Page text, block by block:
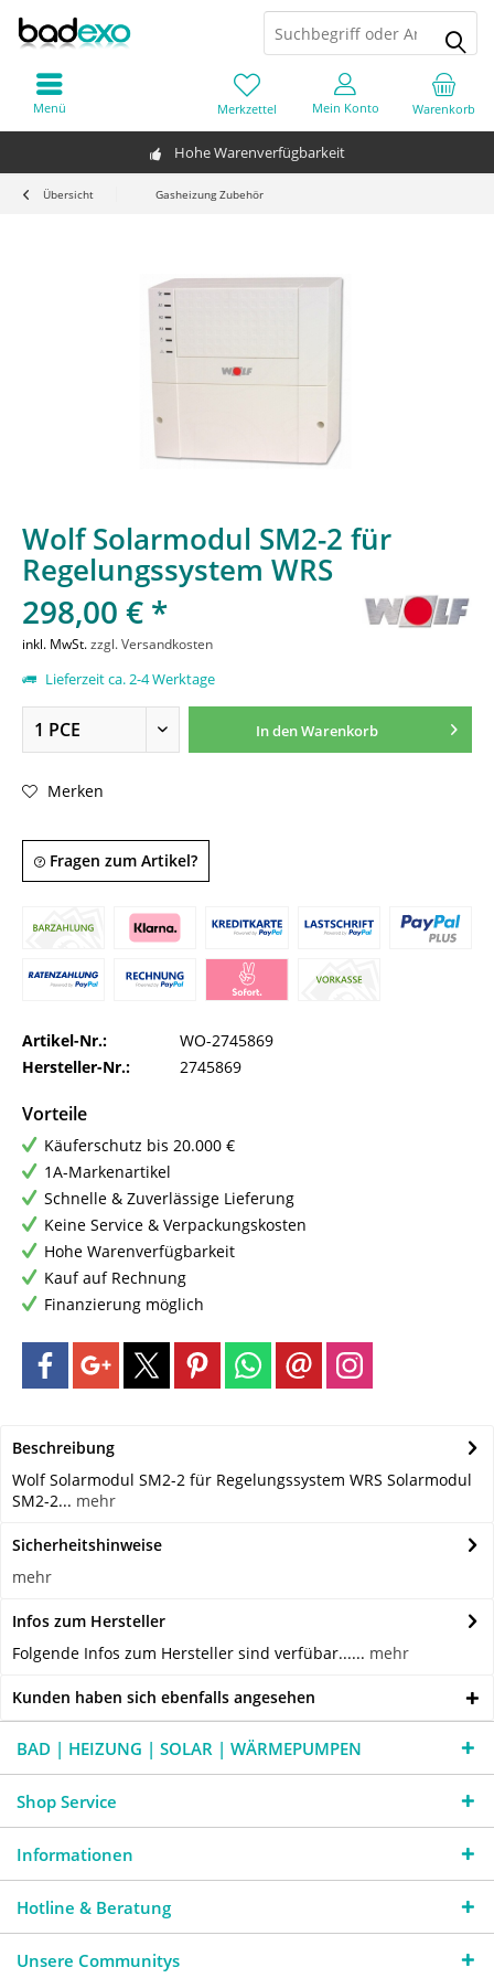
Hohe Warenverfügbarkeit
Warenkorb
Merkzettel Mein Konto
Menü
Übersicht Gasheizung Zubehör
Wolf Solarmodul SM2-2 für
Regelungssystem WRS
298,00 € *
inkl. MwSt.zzgl. Versandkosten
Lieferzeit ca. 2-4 Werktage
In denWarenkorb
Merken
Fragen zum Artikel?
Artikel-Nr.:
WO-2745869
Hersteller-Nr.:
2745869
Vorteile
Käuferschutz bis 20.000 €
1A-Markenartikel
Schnelle & Zuverlässige Lieferung
Keine Service & Verpackungskosten
Hohe Warenverfügbarkeit
Kauf auf Rechnung
Finanzierung möglich
Beschreibung
Wolf Solarmodul SM2-2 für Regelungssystem WRS Solarmodul
SM2-2... mehr
Sicherheitshinweise
mehr
Infos zum Hersteller
Folgende Infos zum Hersteller sind verfübar...... mehr
Kunden haben sich ebenfalls angesehen
BAD | HEIZUNG | SOLAR | WÄRMEPUMPEN
Shop Service
Informationen
Hotline & Beratung
Unsere Communitys